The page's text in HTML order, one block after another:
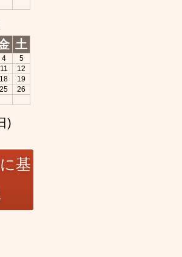
土
4
5
11
12
18
19
25
26
)